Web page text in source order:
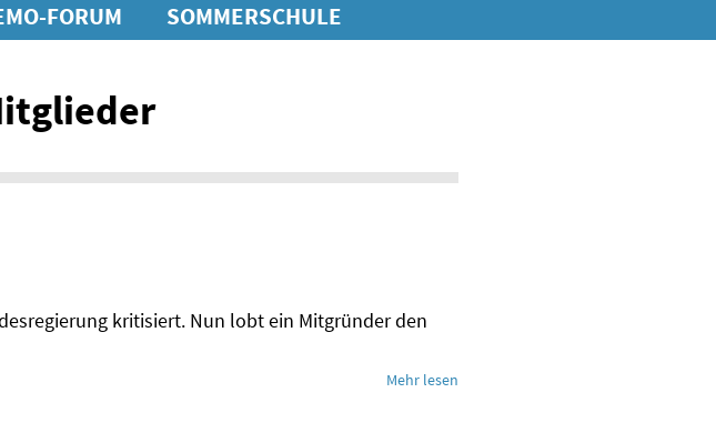
FORUM SOMMERSCHULE
kritisiert. Nun lobt ein Mitgründer den
Mehr lesen